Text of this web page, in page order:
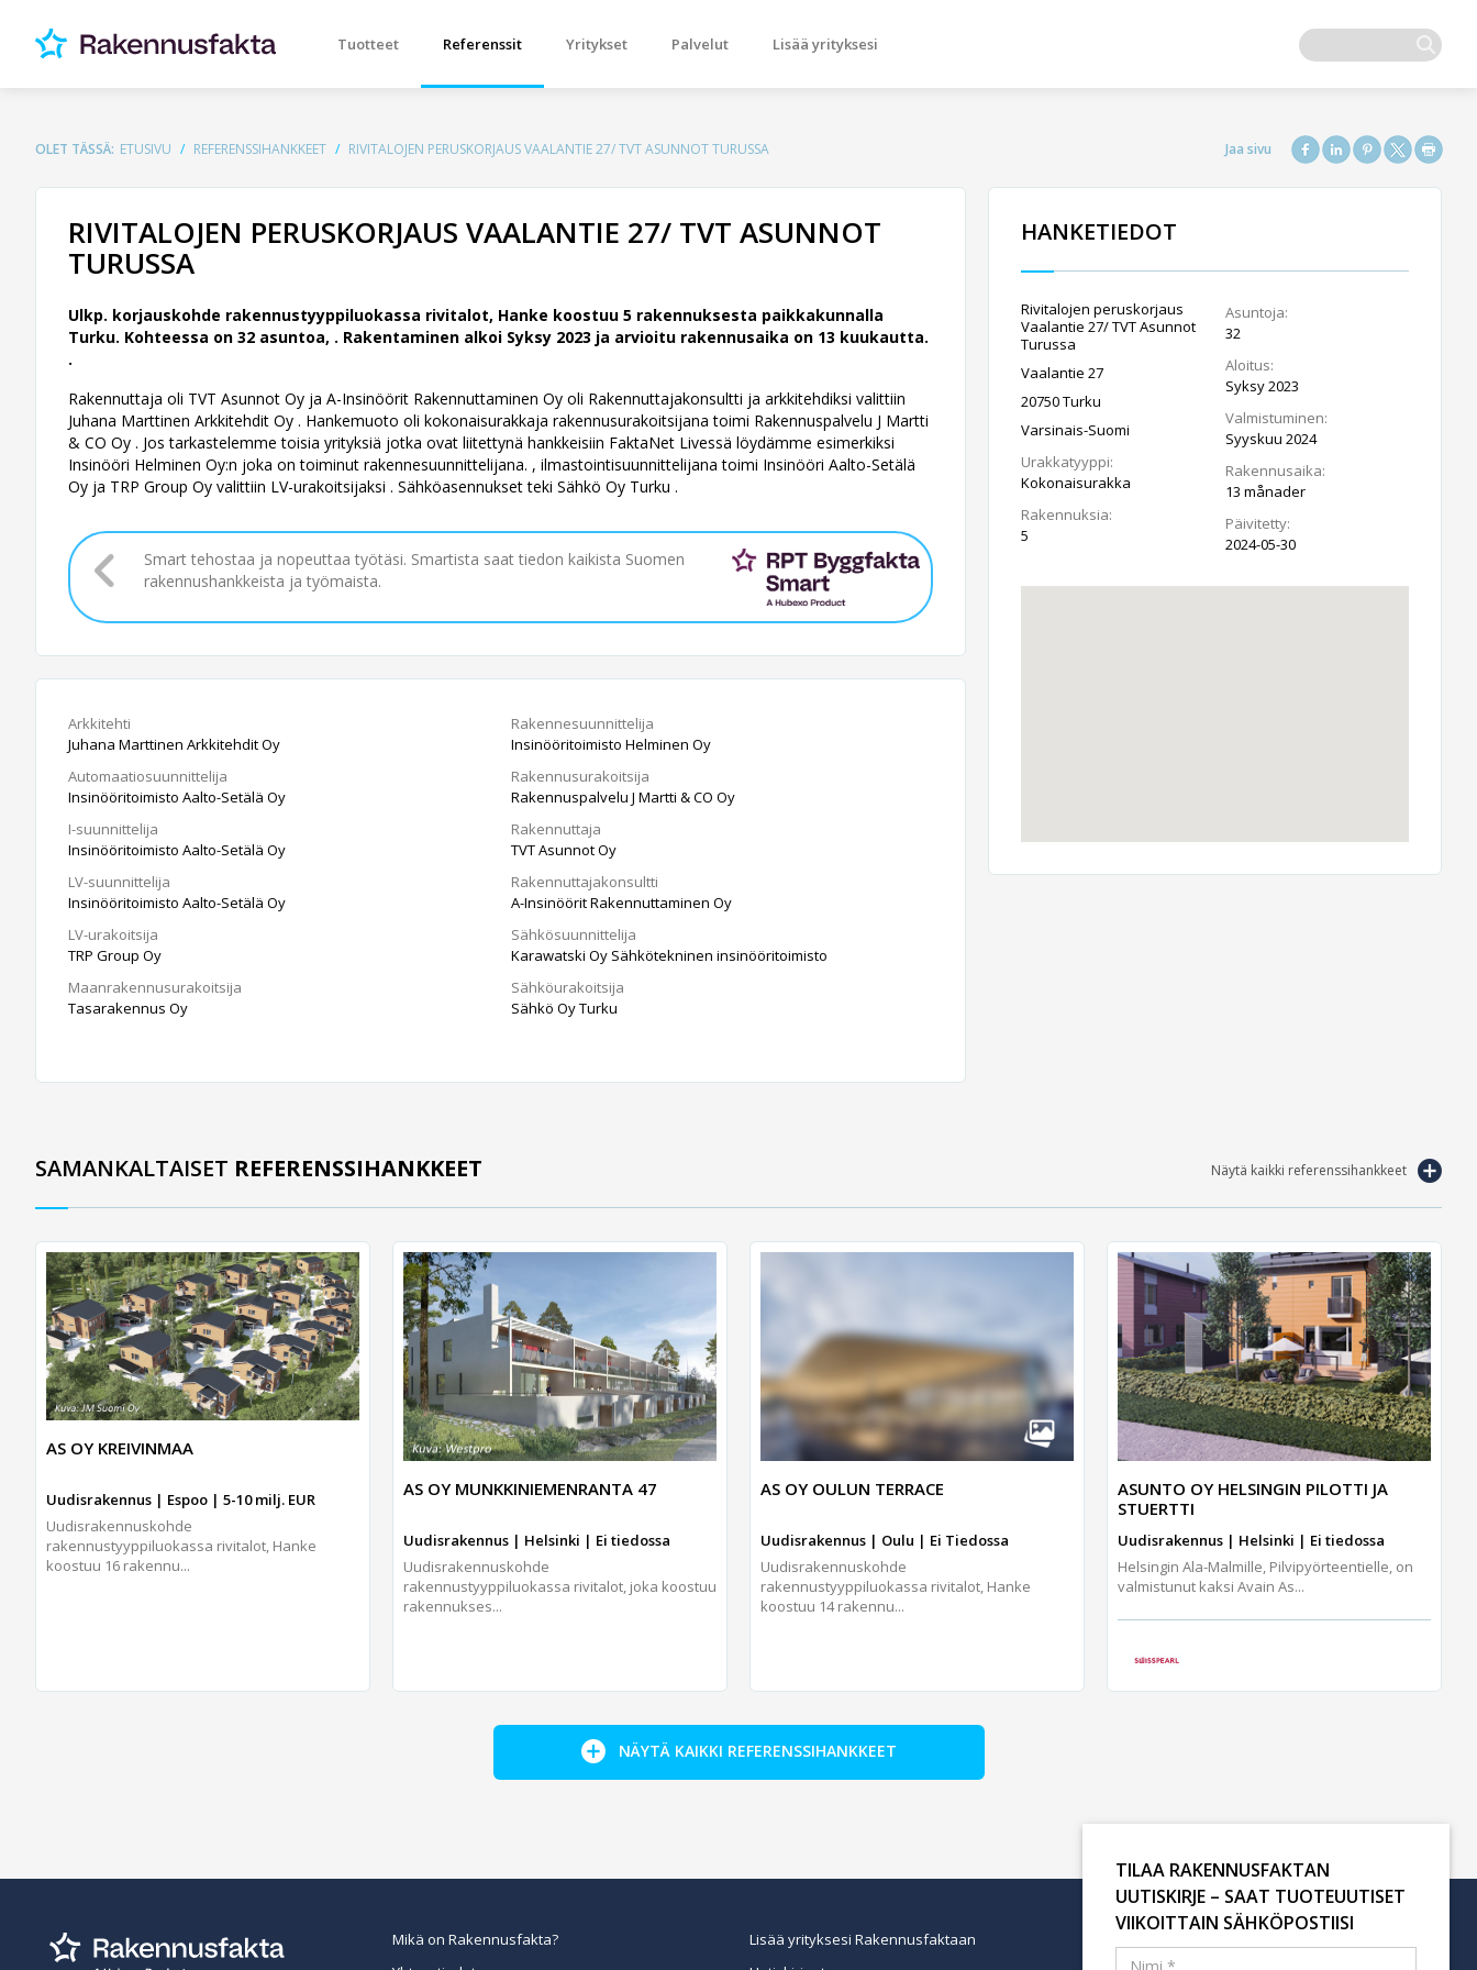
Tuotteet Referenssit Yritykset Palvelut Lisää yrityksesi
OLET TÄSSÄ: ETUSIVU REFERENSSIHANKKEET RIVITALOJEN PERUSKORJAUS VAALANTIE 27/ TVT ASUNNOT TURUSSA
RIVITALOJEN PERUSKORJAUS VAALANTIE 27/ TVT ASUNNOT
TURUSSA
Ulkp. korjauskohde rakennustyyppiluokassa rivitalot, Hanke koostuu 5 rakennuksesta paikkakunnalla
Turku. Kohteessa on 32 asuntoa, . Rakentaminen alkoi Syksy 2023 ja arvioitu rakennusaika on 13 kuukautta.
.
Rakennuttaja oli TVT Asunnot Oy ja A-Insinöörit Rakennuttaminen Oy oli Rakennuttajakonsultti ja arkkitehdiksi valittiin
Juhana Marttinen Arkkitehdit Oy . Hankemuoto oli kokonaisurakkaja rakennusurakoitsijana toimi Rakennuspalvelu J Martti
& CO Oy . Jos tarkastelemme toisia yrityksiä jotka ovat liitettynä hankkeisiin FaktaNet Livessä löydämme esimerkiksi
Insinööri Helminen Oy:n joka on toiminut rakennesuunnittelijana. , ilmastointisuunnittelijana toimi Insinööri Aalto-Setälä
Oy ja TRP Group Oy valittiin LV-urakoitsijaksi . Sähköasennukset teki Sähkö Oy Turku .
Smart tehostaa ja nopeuttaa työtäsi. Smartista saat tiedon kaikista Suomen
rakennushankkeista ja työmaista.
Arkkitehti
Juhana Marttinen Arkkitehdit Oy
Automaatiosuunnittelija
Insinööritoimisto Aalto-Setälä Oy
I-suunnittelija
Insinööritoimisto Aalto-Setälä Oy
LV-suunnittelija
Insinööritoimisto Aalto-Setälä Oy
LV-urakoitsija
TRP Group Oy
Maanrakennusurakoitsija
Tasarakennus Oy
Rakennesuunnittelija
Insinööritoimisto Helminen Oy
Rakennusurakoitsija
Rakennuspalvelu J Martti & CO Oy
Rakennuttaja
TVT Asunnot Oy
Rakennuttajakonsultti
A-Insinöörit Rakennuttaminen Oy
Sähkösuunnittelija
Karawatski Oy Sähkötekninen insinööritoimisto
Sähköurakoitsija
Sähkö Oy Turku
HANKETIEDOT
Rivitalojen peruskorjaus
Vaalantie 27/ TVT Asunnot
Turussa
Vaalantie 27
20750 Turku
Varsinais-Suomi
Urakkatyyppi:
Kokonaisurakka
Rakennuksia:
5
Asuntoja:
32
Aloitus:
Syksy 2023
Valmistuminen:
Syyskuu 2024
Rakennusaika:
13 månader
Päivitetty:
2024-05-30
Näytä kaikki referenssihankkeet
SAMANKALTAISET REFERENSSIHANKKEET
AS OY KREIVINMAA
Uudisrakennus | Espoo | 5-10 milj. EUR
Uudisrakennuskohde
rakennustyyppiluokassa rivitalot, Hanke
koostuu 16 rakennu...
AS OY MUNKKINIEMENRANTA 47
Uudisrakennus | Helsinki | Ei tiedossa
Uudisrakennuskohde
rakennustyyppiluokassa rivitalot, joka koostuu
rakennukses...
AS OY OULUN TERRACE
Uudisrakennus | Oulu | Ei Tiedossa
Uudisrakennuskohde
rakennustyyppiluokassa rivitalot, Hanke
koostuu 14 rakennu...
ASUNTO OY HELSINGIN PILOTTI JA
STUERTTI
Uudisrakennus | Helsinki | Ei tiedossa
Helsingin Ala-Malmille, Pilvipyörteentielle, on
valmistunut kaksi Avain As...
NÄYTÄ KAIKKI REFERENSSIHANKKEET
Mikä on Rakennusfakta?
Lisää yrityksesi Rakennusfaktaan
TILAA RAKENNUSFAKTAN
UUTISKIRJE – SAAT TUOTEUUTISET
VIIKOITTAIN SÄHKÖPOSTIISI